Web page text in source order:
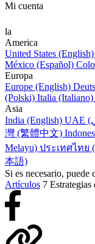
Mi cuenta
la
America
United States (English)
México (Español)
Europa
Europe (English)
(Polski) Italia (Italiano)
Asia
India (English)
灣 (繁體中文)
Melayu) ประเทศไทย
本語)
Si es necesario, puede
Artículos 7